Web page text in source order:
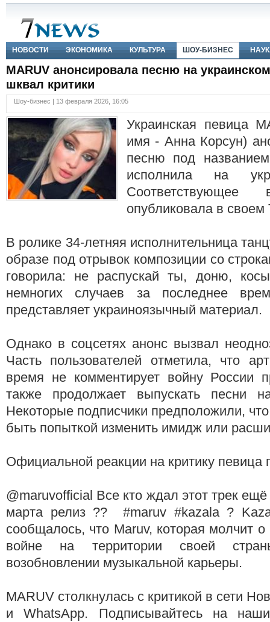
НОВОСТИ ЭКОНОМИКА КУЛЬТУРА ШОУ-БИЗНЕС
MARUV анонсировала песню на
шквал критики
Шоу-бизнес | 13 февраля 2026, 16:05
Украинская певица
имя - Анна Корсун)
песню под
исполнила на
Соответствующее
опубликовала в своем
В ролике 34-летняя исполнительница
образе под отрывок композиции со
говорила: не распускай ты, доню,
немногих случаев за последнее
представляет украиноязычный материал.
Однако в соцсетях анонс вызвал
Часть пользователей отметила, что
время не комментирует войну России
также продолжает выпускать песни
Некоторые подписчики предположили,
быть попыткой изменить имидж или
Официальной реакции на критику певица
@maruvofficial Все кто ждал этот трек
марта релиз ?? #maruv #kazala ?
сообщалось, что Maruv, которая молчит
войне на территории своей
возобновлении музыкальной карьеры.
MARUV столкнулась с критикой в сети
и WhatsApp. Подписывайтесь на